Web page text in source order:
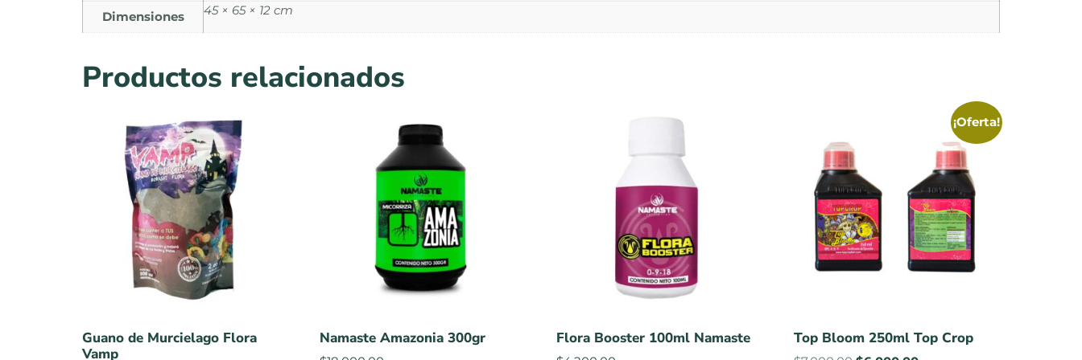
Dimensiones 45 × 65 × 12 cm
Productos relacionados
Guano de Murcielago Flora
Vamp
Namaste Amazonia 300gr Flora Booster 100ml Namaste
¡Oferta!
Top Bloom 250ml Top Crop